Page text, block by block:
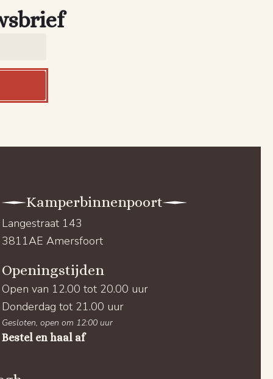
Kamperbinnenpoort
Langestraat 143
3811AE Amersfoort
Openingstijden
Open van 12.00 tot 20.00 uur
Donderdag tot 21.00 uur
Gesloten, open om 12:00 uur
Bestel en haal af